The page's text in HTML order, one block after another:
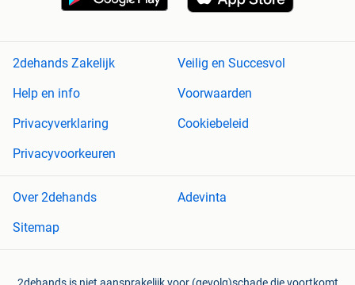
2dehands Zakelijk
Veilig en Succesvol
Help en info
Voorwaarden
Privacyverklaring
Cookiebeleid
Privacyvoorkeuren
Over 2dehands
Adevinta
Sitemap